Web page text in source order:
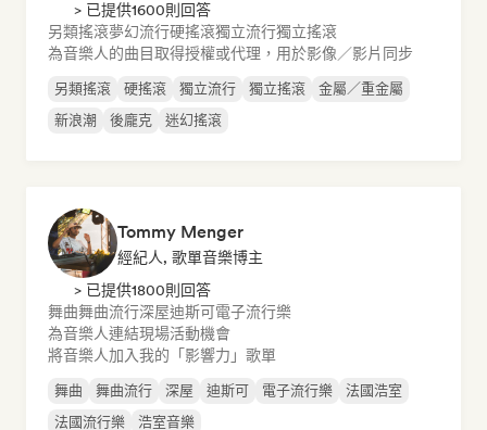
> 已提供1600則回答
另類搖滾夢幻流行硬搖滾獨立流行獨立搖滾
為音樂人的曲目取得授權或代理，用於影像／影片同步
另類搖滾 硬搖滾 獨立流行 獨立搖滾
金屬／重金屬
新浪潮
後龐克 迷幻搖滾
Tommy Menger
經紀人, 歌單音樂博主
> 已提供1800則回答
舞曲舞曲流行深屋迪斯可電子流行樂
為音樂人連結現場活動機會
將音樂人加入我的「影響力」歌單
舞曲 舞曲流行 深屋 迪斯可 電子流行樂
法國浩室
法國流行樂
浩室音樂